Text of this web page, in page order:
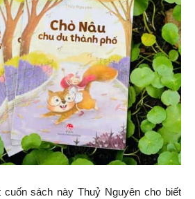
sách này Thuỷ Nguyên cho biết